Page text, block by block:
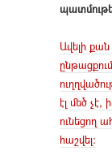
Ավելի
էլ մեծ
ունեցող
հաշվել: